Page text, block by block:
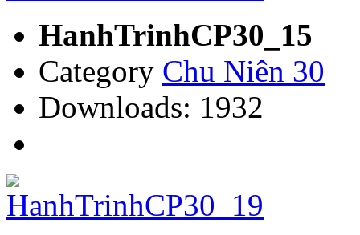
HanhTrinhCP30_15
Category Chu Niên 30
Downloads: 1932